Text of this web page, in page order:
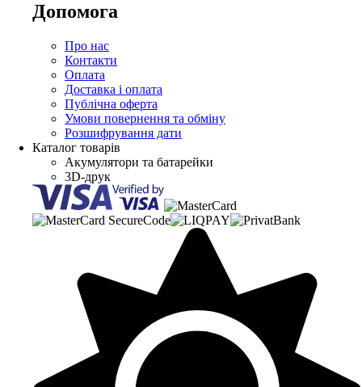
Допомога
Про нас
Контакти
Оплата
Доставка і оплата
Публічна оферта
Умови повернення та обміну
Розшифрування дати
Каталог товарів
Акумулятори та батарейки
3D-друк